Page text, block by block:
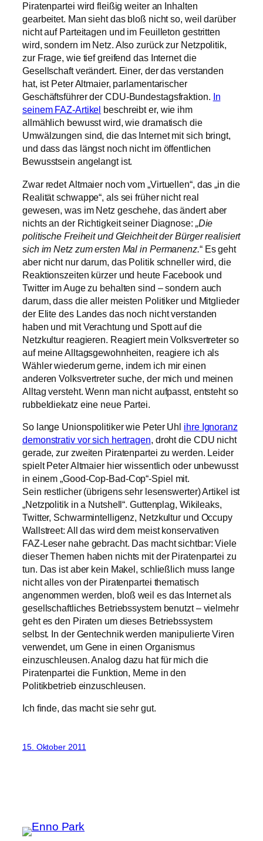
Piratenpartei wird fleißig weiter an Inhalten
gearbeitet. Man sieht das bloß nicht so, weil darüber
nicht auf Parteitagen und im Feuilleton gestritten
wird, sondern im Netz. Also zurück zur Netzpolitik,
zur Frage, wie tief greifend das Internet die
Gesellschaft verändert. Einer, der das verstanden
hat, ist Peter Altmaier, parlamentarischer
Geschäftsführer der CDU-Bundestagsfraktion. In
seinem FAZ-Artikel beschreibt er, wie ihm
allmählich bewusst wird, wie dramatisch die
Umwälzungen sind, die das Internet mit sich bringt,
und dass das längst noch nicht im öffentlichen
Bewusstsein angelangt ist.
Zwar redet Altmaier noch vom „Virtuellen“, das „in die
Realität schwappe“, als sei früher nicht real
gewesen, was im Netz geschehe, das ändert aber
nichts an der Richtigkeit seiner Diagnose: „Die
politische Freiheit und Gleichheit der Bürger realisiert
sich im Netz zum ersten Mal in Permanenz.“ Es geht
aber nicht nur darum, das Politik schneller wird, die
Reaktionszeiten kürzer und heute Facebook und
Twitter im Auge zu behalten sind – sondern auch
darum, dass die aller meisten Politiker und Mitglieder
der Elite des Landes das noch nicht verstanden
haben und mit Verachtung und Spott auf die
Netzkultur reagieren. Reagiert mein Volksvertreter so
auf meine Alltagsgewohnheiten, reagiere ich als
Wähler wiederum gerne, indem ich mir einen
anderen Volksvertreter suche, der mich und meinen
Alltag versteht. Wenn man nicht aufpasst, entsteht so
rubbeldiekatz eine neue Partei.
So lange Unionspolitiker wie Peter Uhl ihre Ignoranz
demonstrativ vor sich hertragen, droht die CDU nicht
gerade, zur zweiten Piratenpartei zu werden. Leider
spielt Peter Altmaier hier wissentlich oder unbewusst
in einem „Good-Cop-Bad-Cop“-Spiel mit.
Sein restlicher (übrigens sehr lesenswerter) Artikel ist
„Netzpolitik in a Nutshell“. Guttenplag, Wikileaks,
Twitter, Schwarmintelligenz, Netzkultur und Occupy
Wallstreet: All das wird dem meist konservativen
FAZ-Leser nahe gebracht. Das macht sichtbar: Viele
dieser Themen haben nichts mit der Piratenpartei zu
tun. Das ist aber kein Makel, schließlich muss lange
nicht alles von der Piratenpartei thematisch
angenommen werden, bloß weil es das Internet als
gesellschaftliches Betriebssystem benutzt – vielmehr
geht es den Piraten um dieses Betriebssystem
selbst. In der Gentechnik werden manipulierte Viren
verwendet, um Gene in einen Organismus
einzuschleusen. Analog dazu hat für mich die
Piratenpartei die Funktion, Meme in den
Politikbetrieb einzuschleusen.
Ich finde, das macht sie sehr gut.
15. Oktober 2011